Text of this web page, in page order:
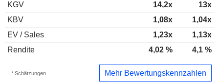
KGV
14,2x
13x
KBV
1,08x
1,04x
EV / Sales
1,23x
1,13x
Rendite
4,02 % 4,1 %
* Schätzungen Mehr Bewertungskennzahlen